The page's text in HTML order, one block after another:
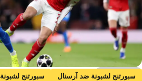
Getty Images
سبورتنج لشبونة ضد آرسنال سبورتنج لشبونة